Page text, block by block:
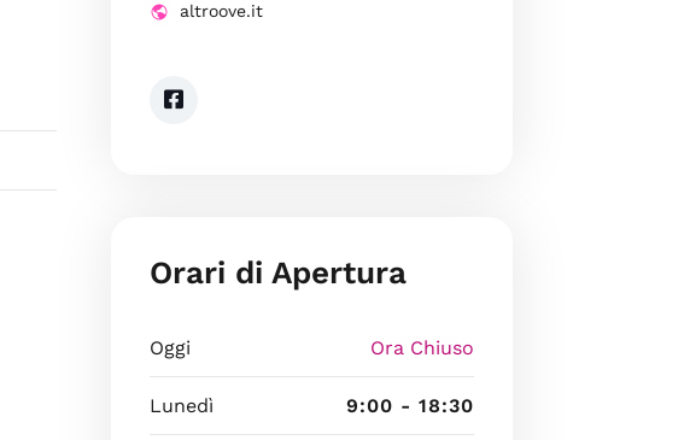
altroove.it
Orari di Apertura
Oggi Ora Chiuso
Lunedì 9:00 - 18:30